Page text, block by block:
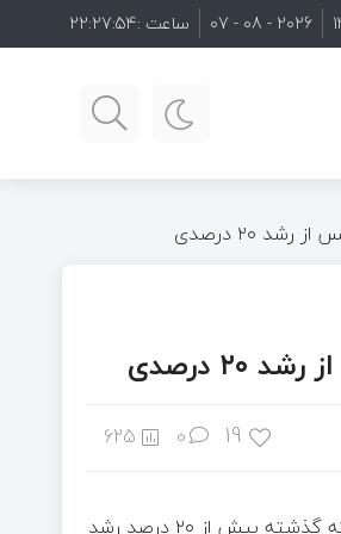
2026 - 08 - 07 ساعت :22:27:55
۲۰ درصدی
درصدی
19
0
625
رمزارز پامپ فان در روزهای اخیر با جهش قابل‌توجهی روبه‌رو شده است. قیمت پامپ در هفته گذشته بیش از ۲۰ درصد رشد